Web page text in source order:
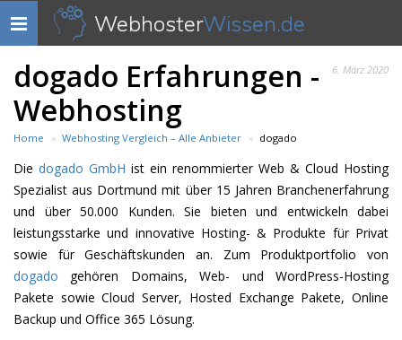
Navigation
anzeigen
WebhosterWissen.de
6. März 2020
dogado Erfahrungen -
Webhosting
Home Webhosting Vergleich – Alle Anbieter dogado
Die dogado GmbH ist ein renommierter Web & Cloud Hosting
Spezialist aus Dortmund mit über 15 Jahren Branchenerfahrung
und über 50.000 Kunden. Sie bieten und entwickeln dabei
leistungsstarke und innovative Hosting- & Produkte für Privat
sowie für Geschäftskunden an. Zum Produktportfolio von
dogado gehören Domains, Web- und WordPress-Hosting
Pakete sowie Cloud Server, Hosted Exchange Pakete, Online
Backup und Office 365 Lösung.